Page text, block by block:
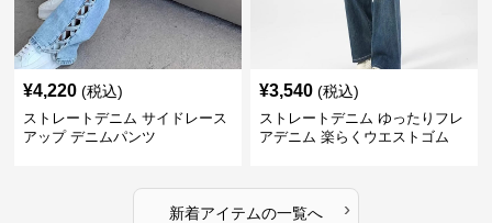
¥4,220 (税込)
ストレートデニム サイドレース
アップ デニムパンツ
¥3,540 (税込)
ストレートデニム ゆったりフレ
アデニム 楽らくウエストゴム
新着アイテムの一覧へ ›